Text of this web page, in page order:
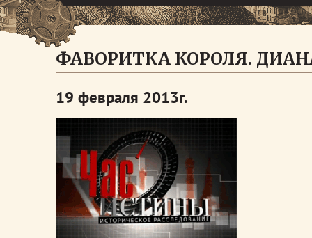
ФАВОРИТКА КОРОЛЯ.
19 февраля 2013г.